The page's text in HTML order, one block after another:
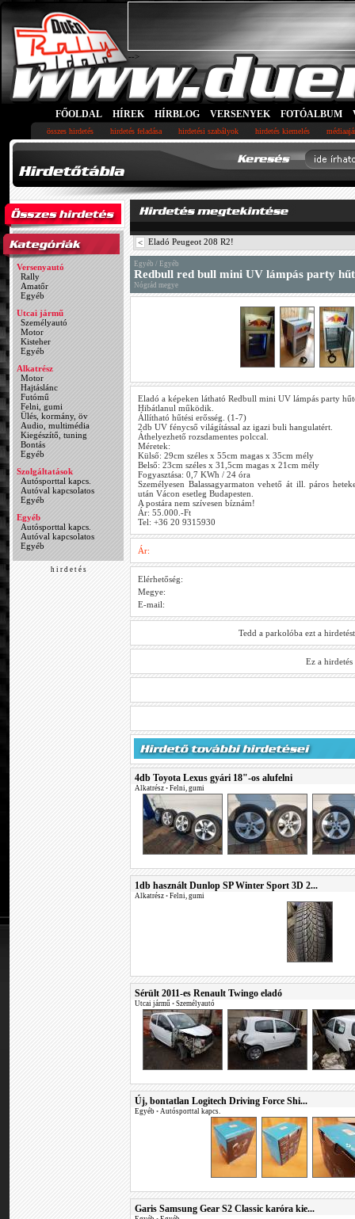
-->
FŐOLDAL HÍREK HÍRBLOG VERSENYEK FOTÓALBUM
összes hirdetés hirdetés feladása hirdetési szabályok hirdetés kiemelés
Versenyautó
Rally
Amatőr
Egyéb
Utcai jármű
Személyautó
Motor
Kisteher
Egyéb
Alkatrész
Motor
Hajtáslánc
Futómű
Felni, gumi
Ülés, kormány, öv
Audio, multimédia
Kiegészítő, tuning
Bontás
Egyéb
Szolgáltatások
Autósporttal kapcs.
Autóval kapcsolatos
Egyéb
Egyéb
Autósporttal kapcs.
Autóval kapcsolatos
Egyéb
h i r d e t é s
< Eladó Peugeot 208 R2!
Egyéb / Egyéb
Redbull red bull mini UV lámpás party
Nógrád megye
Eladó a képeken látható Redbull mini UV lámpás party
Hibátlanul működik.
Állítható hűtési erősség. (1-7)
2db UV fénycső világítással az igazi buli hangulatért.
Áthelyezhető rozsdamentes polccal.
Méretek:
Külső: 29cm széles x 55cm magas x 35cm mély
Belső: 23cm széles x 31,5cm magas x 21cm mély
Fogyasztása: 0,7 KWh / 24 óra
Személyesen Balassagyarmaton vehető át ill. páros
után Vácon esetleg Budapesten.
A postára nem szívesen bíznám!
Ár: 55.000.-Ft
Tel: +36 20 9315930
Ár:
Elérhetőség:
Megye:
E-mail:
Tedd a parkolóba ezt a
Ez a
4db Toyota Lexus gyári 18"-os alufelni
Alkatrész • Felni, gumi
1db használt Dunlop SP Winter Sport 3D 2...
Alkatrész • Felni, gumi
Sérült 2011-es Renault Twingo eladó
Utcai jármű • Személyautó
Új, bontatlan Logitech Driving Force Shi...
Egyéb • Autósporttal kapcs.
Garis Samsung Gear S2 Classic karóra kie...